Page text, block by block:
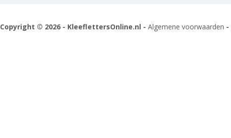
Copyright © 2026 - KleeflettersOnline.nl - Algemene voorwaarden -